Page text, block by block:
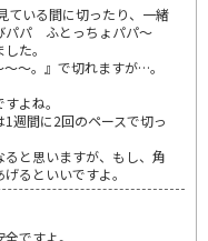
ている間に切ったり、一緒
パパ ふとっちょパパ～
た。
～。』で切れますが…。
よね。
週間に2回のペースで切っ
と思いますが、もし、角
るといいですよ。
ですよ。